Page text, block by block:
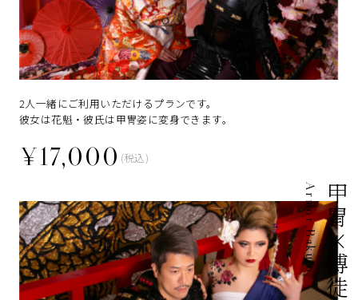
2人一緒にご利用いただけるプランです。
彼女は花魁・彼氏は甲冑姿に変身できます。
¥17,000 (税込)
甲冑×博徒
Armor Bakuto